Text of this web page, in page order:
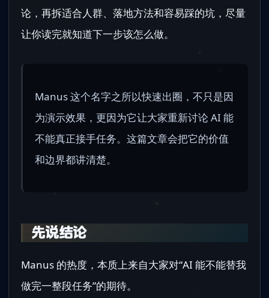
论，再拆适合人群、落地方法和容易踩的坑，尽量
让你读完就知道下一步该怎么做。
Manus 这个名字之所以快速出圈，不只是因
为演示效果，更因为它让大家重新讨论 AI 能
不能真正接手任务。这篇文章会把它的价值
和边界都讲清楚。
先说结论
Manus 的热度，本质上来自大家对“AI 能不能替我
做完一整段任务”的期待。